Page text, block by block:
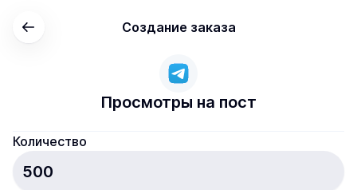
Создание заказа
Просмотры на пост
Количество